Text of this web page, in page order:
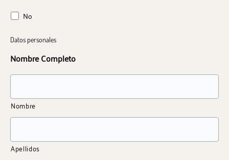
No
Datos personales
Nombre Completo
Nombre
Apellidos